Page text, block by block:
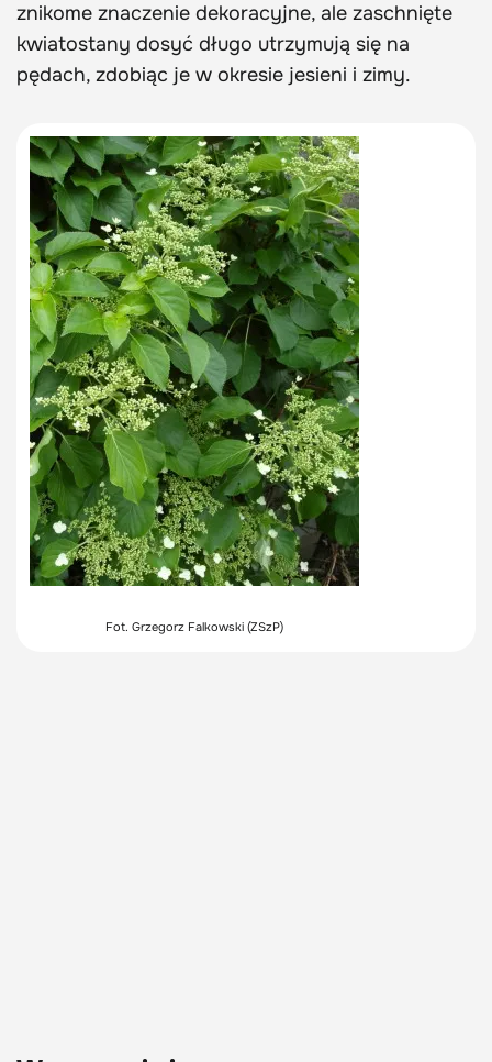
znikome znaczenie dekoracyjne, ale zaschnięte
kwiatostany dosyć długo utrzymują się na
pędach, zdobiąc je w okresie jesieni i zimy.
Fot. Grzegorz Falkowski (ZSzP)